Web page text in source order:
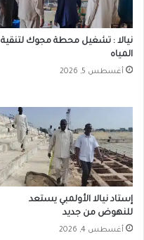
نيالا : تشغيل محطة مجوك لتنقية
المياه
أغسطس 5, 2026
إستاد نيالا الأولمبي يستعد
للنهوض من جديد
أغسطس 4, 2026